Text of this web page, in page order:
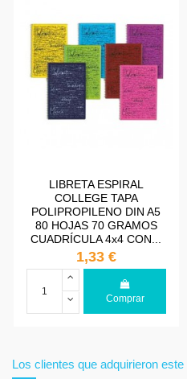
LIBRETA ESPIRAL
COLLEGE TAPA
POLIPROPILENO DIN A5
80 HOJAS 70 GRAMOS
CUADRÍCULA 4x4 CON...
1,33 €
Comprar
Los clientes que adquirieron